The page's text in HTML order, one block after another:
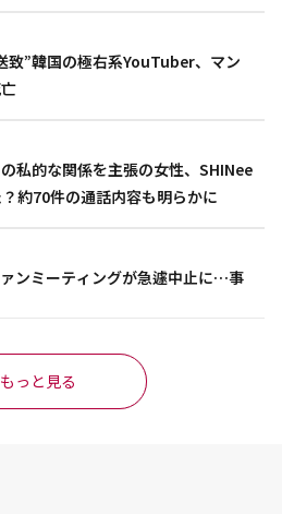
致”韓国の極右系YouTuber、マン
私的な関係を主張の女性、SHINee
約70件の通話内容も明らかに
ンミーティングが急遽中止に…事
もっと見る